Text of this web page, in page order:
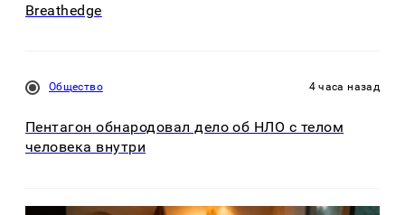
Breathedge
Общество 4 часа назад
Пентагон обнародовал дело об НЛО с телом
человека внутри